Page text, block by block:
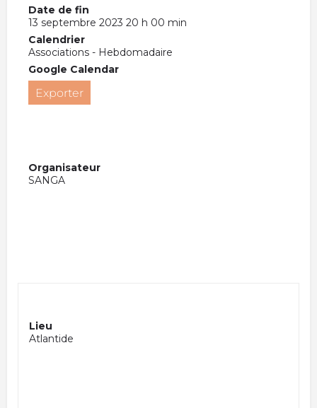
Date de fin
13 septembre 2023 20 h 00 min
Calendrier
Associations - Hebdomadaire
Google Calendar
Exporter
Organisateur
SANGA
Lieu
Atlantide